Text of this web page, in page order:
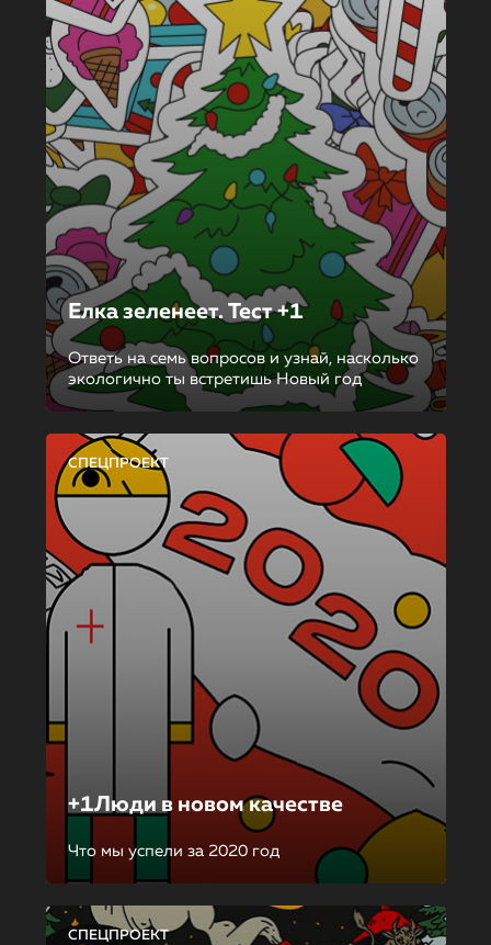
Елка зеленеет. Тест +1
Ответь на семь вопросов и узнай, насколько
экологично ты встретишь Новый год
СПЕЦПРОЕКТ
+1Люди в новом качестве
Что мы успели за 2020 год
СПЕЦПРОЕКТ